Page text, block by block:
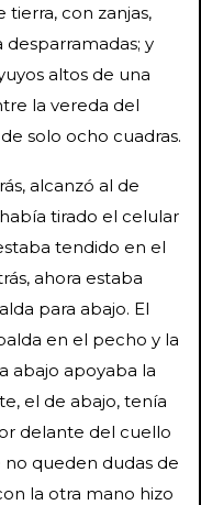
tierra, con zanjas,
desparramadas; y
altos de una
la vereda del
solo ocho cuadras.
alcanzó al de
tirado el celular
tendido en el
ahora estaba
para abajo. El
en el pecho y la
abajo apoyaba la
el de abajo, tenía
delante del cuello
no queden dudas de
la otra mano hizo